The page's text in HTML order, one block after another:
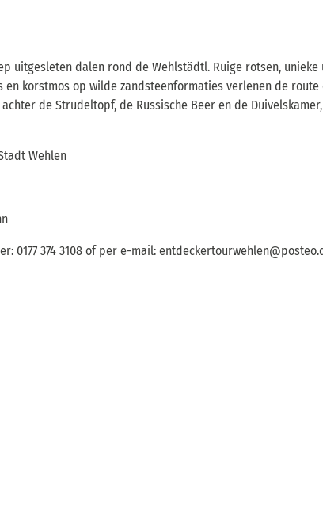
uitgesleten dalen rond de Wehlstädtl. Ruige rotsen, unieke
korstmos op wilde zandsteenformaties verlenen de route
de Strudeltopf, de Russische Beer en de
Wehlen
0177 374 3108 of per e-mail: